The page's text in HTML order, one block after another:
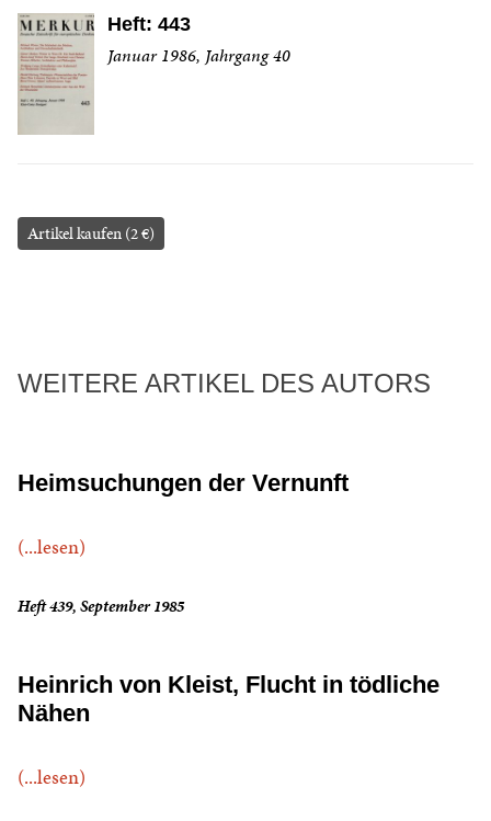
Heft: 443
Januar 1986, Jahrgang 40
Artikel kaufen (2 €)
WEITERE ARTIKEL DES AUTORS
Heimsuchungen der Vernunft
(...lesen)
Heft 439, September 1985
Heinrich von Kleist, Flucht in tödliche
Nähen
(...lesen)